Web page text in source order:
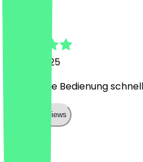
11 June 2025
freundliche Bedienung
Show all reviews